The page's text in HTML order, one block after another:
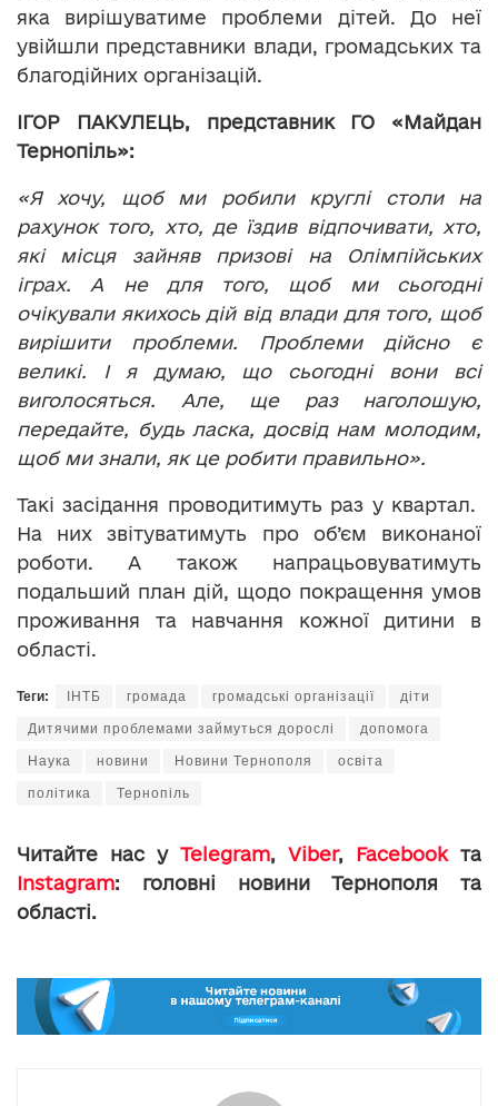
яка вирішуватиме проблеми дітей. До неї
увійшли представники влади, громадських та
благодійних організацій.
ІГОР ПАКУЛЕЦЬ, представник ГО «Майдан
Тернопіль»:
«Я хочу, щоб ми робили круглі столи на
рахунок того, хто, де їздив відпочивати, хто,
які місця зайняв призові на Олімпійських
іграх. А не для того, щоб ми сьогодні
очікували якихось дій від влади для того, щоб
вирішити проблеми. Проблеми дійсно є
великі. І я думаю, що сьогодні вони всі
виголосяться. Але, ще раз наголошую,
передайте, будь ласка, досвід нам молодим,
щоб ми знали, як це робити правильно».
Такі засідання проводитимуть раз у квартал.
На них звітуватимуть про об’єм виконаної
роботи. А також напрацьовуватимуть
подальший план дій, щодо покращення умов
проживання та навчання кожної дитини в
області.
Теги: ІНТБ громада громадські організації діти
Дитячими проблемами займуться дорослі допомога
Наука новини Новини Тернополя освіта
політика Тернопіль
Читайте нас у Telegram, Viber, Facebookта
Instagram: головні новини Тернополя та
області.